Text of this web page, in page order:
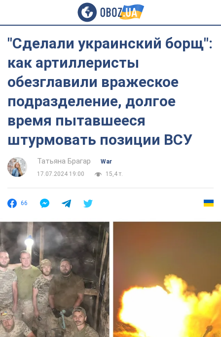
"Сделали украинский борщ":
как артиллеристы
обезглавили вражеское
подразделение, долгое
время пытавшееся
штурмовать позиции ВСУ
Татьяна Брагар
War
17.07.2024 19:00
15,4 т.
66